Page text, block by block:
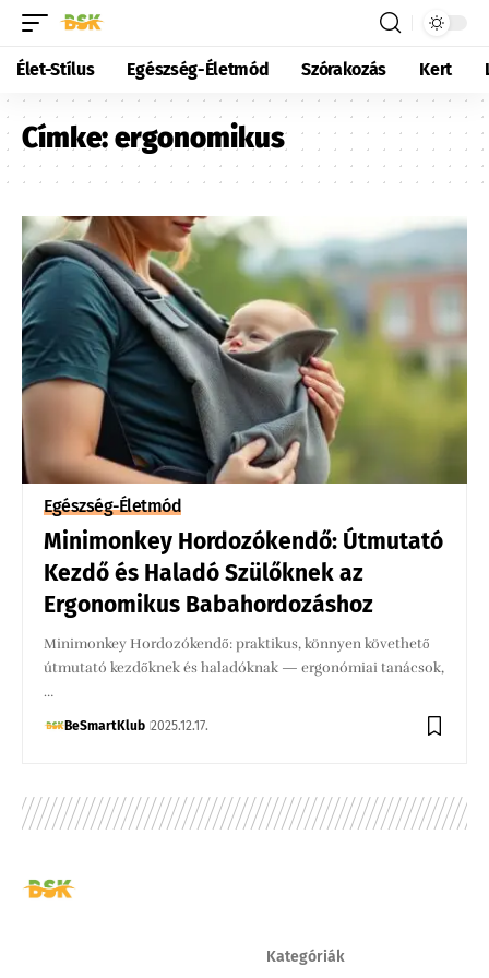
Élet-Stílus Egészség-Életmód Szórakozás Kert
Címke:ergonomikus
Egészség-Életmód
Minimonkey Hordozókendő: Útmutató
Kezdő és Haladó Szülőknek az
Ergonomikus Babahordozáshoz
Minimonkey Hordozókendő: praktikus, könnyen követhető
útmutató kezdőknek és haladóknak — ergonómiai tanácsok,
…
BeSmartKlub 2025.12.17.
Kategóriák